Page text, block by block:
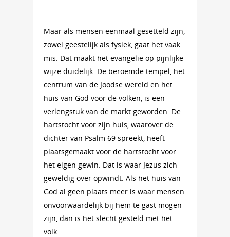
Maar als mensen eenmaal gesetteld zijn,
zowel geestelijk als fysiek, gaat het vaak
mis. Dat maakt het evangelie op pijnlijke
wijze duidelijk. De beroemde tempel, het
centrum van de Joodse wereld en het
huis van God voor de volken, is een
verlengstuk van de markt geworden. De
hartstocht voor zijn huis, waarover de
dichter van Psalm 69 spreekt, heeft
plaatsgemaakt voor de hartstocht voor
het eigen gewin. Dat is waar Jezus zich
geweldig over opwindt. Als het huis van
God al geen plaats meer is waar mensen
onvoorwaardelijk bij hem te gast mogen
zijn, dan is het slecht gesteld met het
volk.